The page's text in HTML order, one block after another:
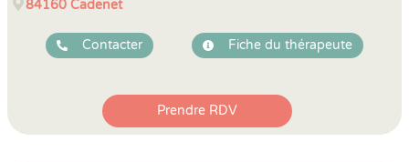
84160 Cadenet
Contacter Fiche du thérapeute
Prendre RDV